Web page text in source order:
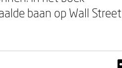
baan op Wall Street